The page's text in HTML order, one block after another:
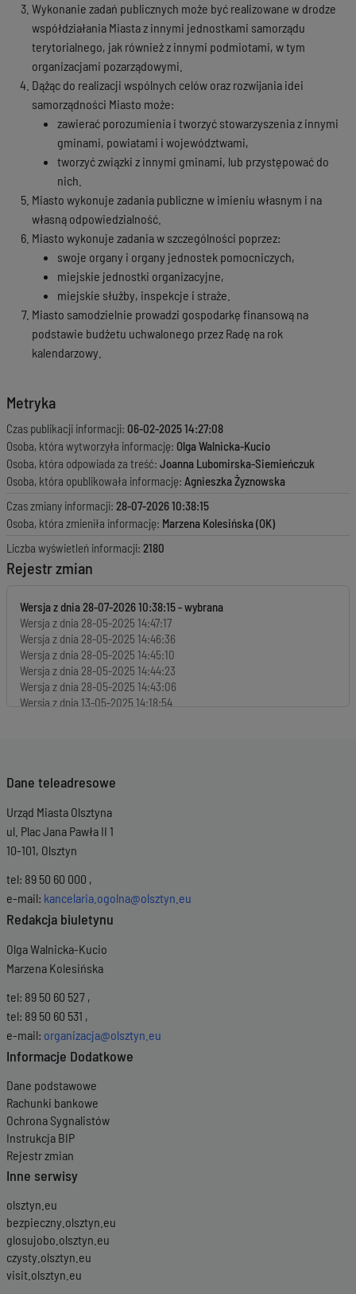
Wykonanie zadań publicznych może być realizowane w drodze
współdziałania Miasta z innymi jednostkami samorządu
terytorialnego, jak również z innymi podmiotami, w tym
organizacjami pozarządowymi.
Dążąc do realizacji wspólnych celów oraz rozwijania idei
samorządności Miasto może:
zawierać porozumienia i tworzyć stowarzyszenia z innymi
gminami, powiatami i województwami,
tworzyć związki z innymi gminami, lub przystępować do
nich.
Miasto wykonuje zadania publiczne w imieniu własnym i na
własną odpowiedzialność.
Miasto wykonuje zadania w szczególności poprzez:
swoje organy i organy jednostek pomocniczych,
miejskie jednostki organizacyjne,
miejskie służby, inspekcje i straże.
Miasto samodzielnie prowadzi gospodarkę finansową na
podstawie budżetu uchwalonego przez Radę na rok
kalendarzowy.
Metryka
Czas publikacji informacji: 06-02-2025 14:27:08
Osoba, która wytworzyła informację: Olga Walnicka-Kucio
Osoba, która odpowiada za treść: Joanna Lubomirska-Siemieńczuk
Osoba, która opublikowała informację: Agnieszka Żyznowska
Czas zmiany informacji: 28-07-2026 10:38:15
Osoba, która zmieniła informację: Marzena Kolesińska (OK)
Liczba wyświetleń informacji: 2180
Rejestr zmian
Wersja z dnia28-07-2026 10:38:15
Wersja z dnia 28-05-2025 14:47:17
Wersja z dnia 28-05-2025 14:46:36
Wersja z dnia 28-05-2025 14:45:10
Wersja z dnia 28-05-2025 14:44:23
Wersja z dnia 28-05-2025 14:43:06
Wersja z dnia 13-05-2025 14:18:54
Dane teleadresowe
Urząd Miasta Olsztyna
ul. Plac Jana Pawła II 1
10-101, Olsztyn
tel: 89 50 60 000 ,
e-mail: kancelaria.ogolna@olsztyn.eu
Redakcja biuletynu
Olga Walnicka-Kucio
Marzena Kolesińska
tel: 89 50 60 527 ,
tel: 89 50 60 531 ,
e-mail: organizacja@olsztyn.eu
Informacje Dodatkowe
Dane podstawowe
Rachunki bankowe
Ochrona Sygnalistów
Instrukcja BIP
Rejestr zmian
Inne serwisy
olsztyn.eu
bezpieczny.olsztyn.eu
glosujobo.olsztyn.eu
czysty.olsztyn.eu
visit.olsztyn.eu